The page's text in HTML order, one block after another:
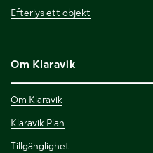
Efterlys ett objekt
Om Klaravik
Om Klaravik
Klaravik Plan
Tillgänglighet